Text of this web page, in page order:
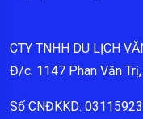
CTY TNHH DU LỊCH
Đ/c: 1147 Phan Văn Trị,
Số CNĐKKD: